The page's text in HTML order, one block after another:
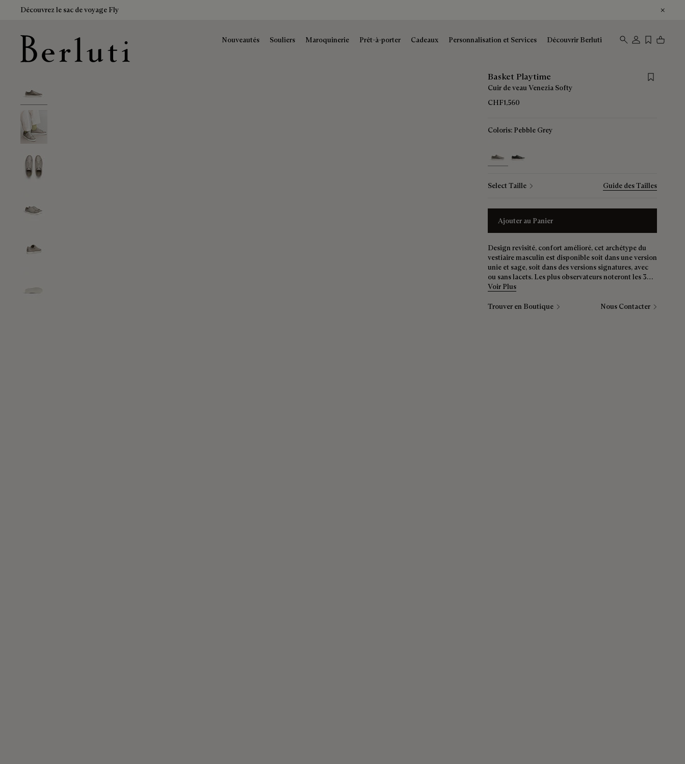
Découvrez le sac de voyage Fly
Nouveautés Souliers Maroquinerie Prêt-à-porter Cadeaux Personnalisation et Services Découvrir Berluti
Basket Playtime
Save for
Cuir de veau Venezia Softy
CHF1,560
Coloris: Pebble Grey
Select Taille Guide des Tailles
Ajouter au Panier
Design revisité, confort amélioré, cet archétype du
vestiaire masculin est disponible soit dans une version
unie et sage, soit dans des versions signatures, avec
ou sans lacets. Les plus observateurs noteront les 3
points mains entre la semelle et la tige, clin d'œil au
Voir Plus
Trouver en Boutique Nous Contacter